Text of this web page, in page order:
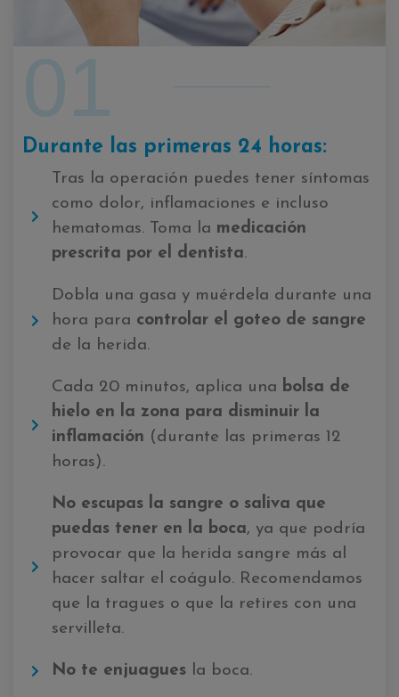
Durante las primeras 24 horas:
Tras la operación puedes tener síntomas
como dolor, inflamaciones e incluso
hematomas. Toma la medicación
prescrita por el dentista.
Dobla una gasa y muérdela durante una
hora para controlar el goteo de sangre
de la herida.
Cada 20 minutos, aplica una bolsa de
hielo en la zona para disminuir la
inflamación (durante las primeras 12
horas).
No escupas la sangre o saliva que
puedas tener en la boca, ya que podría
provocar que la herida sangre más al
hacer saltar el coágulo. Recomendamos
que la tragues o que la retires con una
servilleta.
No te enjuaguesla boca.